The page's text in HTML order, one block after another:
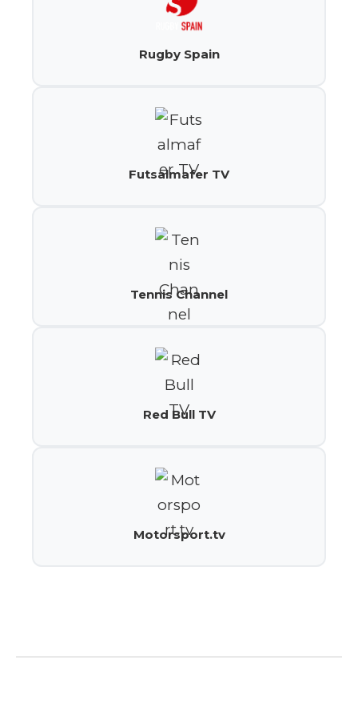
Rugby Spain
Futsalmafer TV
Tennis Channel
Red Bull TV
Motorsport.tv